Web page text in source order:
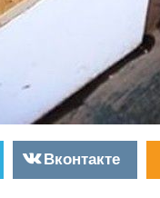
Вконтакте